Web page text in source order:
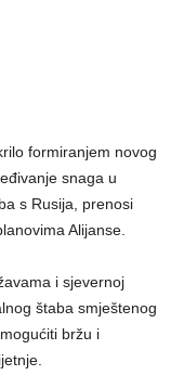
formiranjem novog
snaga u
s Rusija, prenosi
Alijanse.
i sjevernoj
štaba smještenog
bržu i